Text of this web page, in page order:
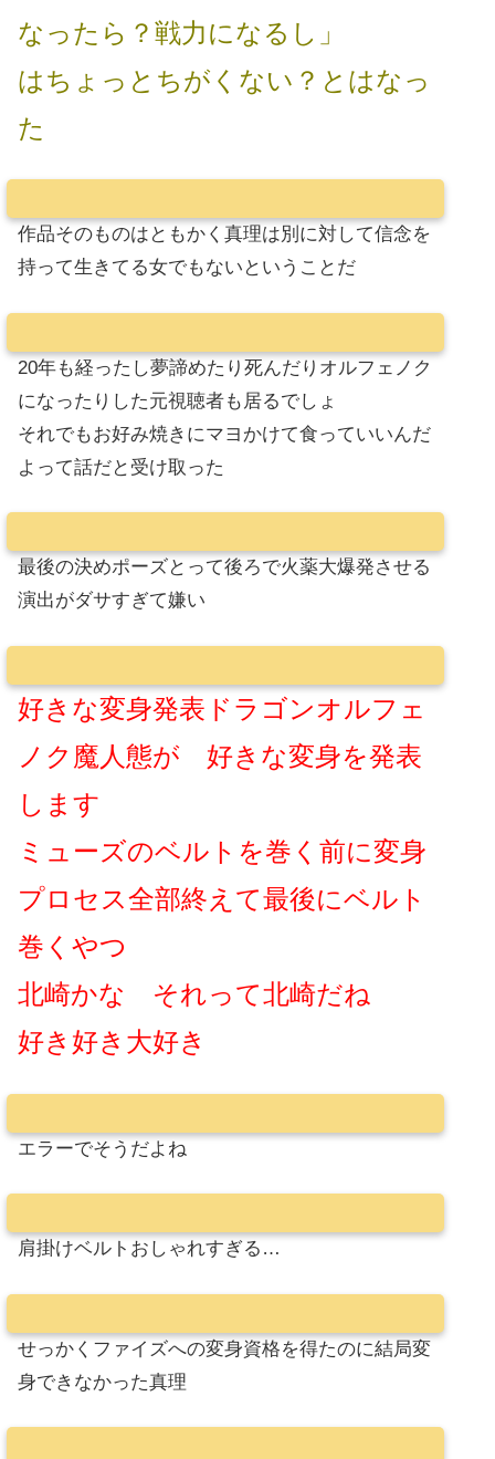
なったら？戦力になるし」
はちょっとちがくない？とはなっ
た
作品そのものはともかく真理は別に対して信念を
持って生きてる女でもないということだ
20年も経ったし夢諦めたり死んだりオルフェノク
になったりした元視聴者も居るでしょ
それでもお好み焼きにマヨかけて食っていいんだ
よって話だと受け取った
最後の決めポーズとって後ろで火薬大爆発させる
演出がダサすぎて嫌い
好きな変身発表ドラゴンオルフェ
ノク魔人態が 好きな変身を発表
します
ミューズのベルトを巻く前に変身
プロセス全部終えて最後にベルト
巻くやつ
北崎かな それって北崎だね
好き好き大好き
エラーでそうだよね
肩掛けベルトおしゃれすぎる…
せっかくファイズへの変身資格を得たのに結局変
身できなかった真理